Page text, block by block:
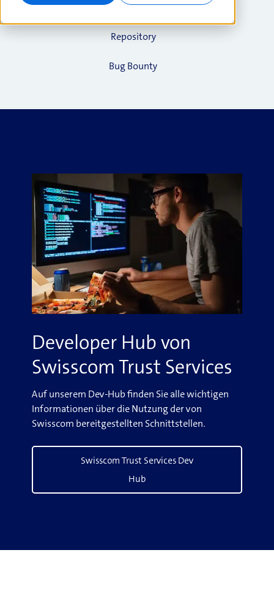
GitHub
Repository
Bug Bounty
Developer Hub von
Swisscom Trust Services
Auf unserem Dev-Hub finden Sie alle wichtigen
Informationen über die Nutzung der von
Swisscom bereitgestellten Schnittstellen.
Swisscom Trust Services Dev
Hub